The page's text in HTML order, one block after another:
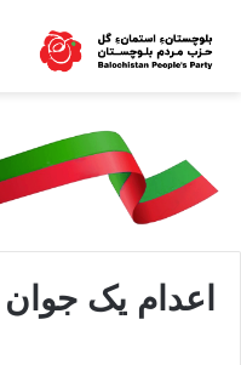
اعدام یک جوان 28 ساله در سنندج